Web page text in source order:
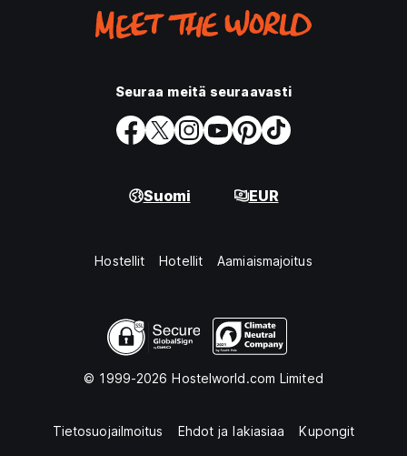
Seuraa meitä seuraavasti
Suomi EUR
Hostellit Hotellit Aamiaismajoitus
© 1999-2026 Hostelworld.com Limited
Tietosuojailmoitus Ehdot ja lakiasiaa Kupongit